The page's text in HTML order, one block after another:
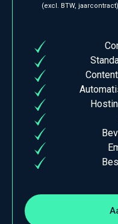
(excl. BTW, jaarcontract)